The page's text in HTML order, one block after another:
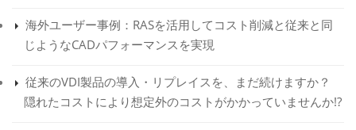
海外ユーザー事例：RASを活用してコスト削減と従来と同
じようなCADパフォーマンスを実現
従来のVDI製品の導入・リプレイスを、まだ続けますか？
隠れたコストにより想定外のコストがかかっていませんか!?